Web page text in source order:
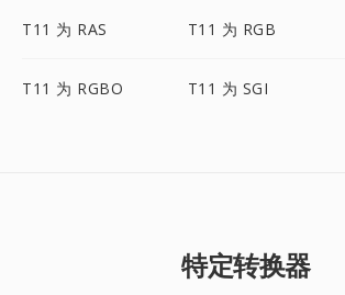
T11 为 RAS T11 为 RGB
T11 为 RGBO T11 为 SGI
特定转换器